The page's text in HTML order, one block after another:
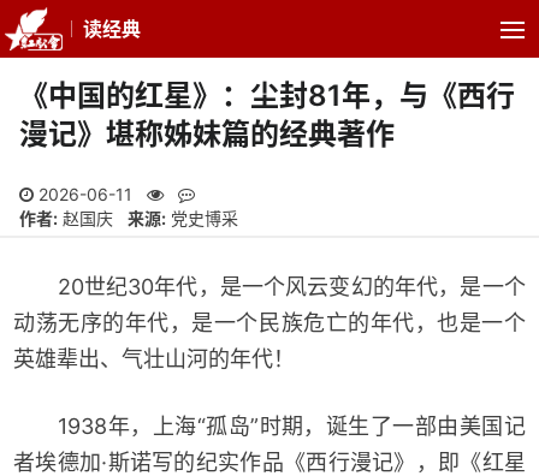
读经典
《中国的红星》：尘封81年，与《西行
漫记》堪称姊妹篇的经典著作
2026-06-11
作者: 赵国庆 来源: 党史博采
20世纪30年代，是一个风云变幻的年代，是一个
动荡无序的年代，是一个民族危亡的年代，也是一个
英雄辈出、气壮山河的年代！
1938年，上海“孤岛”时期，诞生了一部由美国记
者埃德加·斯诺写的纪实作品《西行漫记》，即《红星